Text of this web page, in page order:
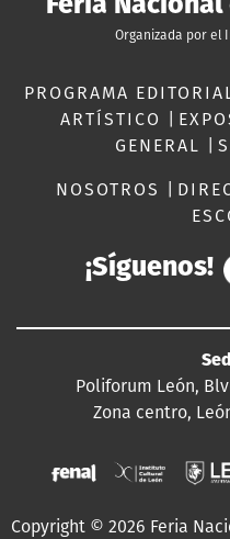
Organizada por el
PROGRAMA
ARTÍSTICO
GENERAL
NOSOTROS
¡Síguenos!
Poliforum León,
Zona centro,
Copyright © 2026 Feria